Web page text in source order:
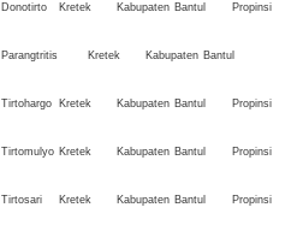
Donotirto Kretek Kabupaten Bantul
Propinsi
Parangtritis Kretek Kabupaten Bantul
Tirtohargo Kretek Kabupaten Bantul
Propinsi
Tirtomulyo Kretek Kabupaten Bantul
Propinsi
Tirtosari Kretek Kabupaten Bantul
Propinsi